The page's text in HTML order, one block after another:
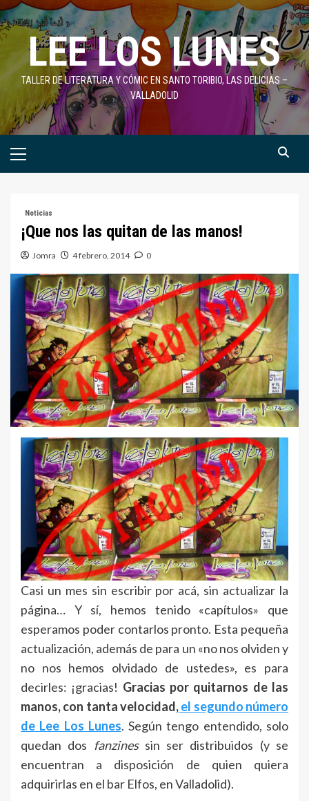
Saltar
al
contenidoLEE LOS LUNES
TALLER DE LITERATURA Y CÓMIC EN SANTO TORIBIO, LAS DELICIAS –
VALLADOLID
Menú
Noticias
¡Que nos las quitan de las manos!
Jomra 4 febrero, 2014 0
Casi un mes sin escribir por acá, sin actualizar la
página… Y sí, hemos tenido «capítulos» que
esperamos poder contarlos pronto. Esta pequeña
actualización, además de para un «no nos olviden y
no nos hemos olvidado de ustedes», es para
decirles: ¡gracias! Gracias por quitarnos de las
manos, con tanta velocidad,el segundo número
de Lee Los Lunes. Según tengo entendido, solo
quedan dos fanzinessin ser distribuidos (y se
encuentran a disposición de quien quiera
adquirirlas en el bar Elfos, en Valladolid).